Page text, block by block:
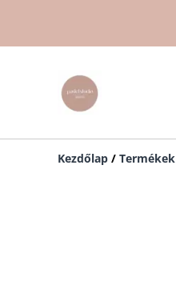
Kezdőlap / Termékek